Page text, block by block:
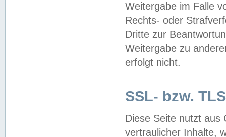
Weitergabe im Falle
Rechts- oder
Dritte zur
Weitergabe zu
erfolgt nicht.
SSL- bzw.
Diese Seite nutzt aus
vertraulicher Inhalte,